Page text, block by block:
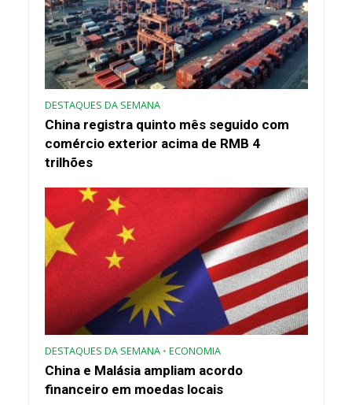
DESTAQUES DA SEMANA
China registra quinto mês seguido com
comércio exterior acima de RMB 4
trilhões
DESTAQUES DA SEMANA • ECONOMIA
China e Malásia ampliam acordo
financeiro em moedas locais